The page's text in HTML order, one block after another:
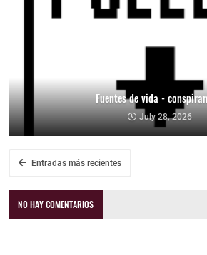
Fuentes de vida -
July 28, 2026
Entradas más recientes
NO HAY COMENTARIOS